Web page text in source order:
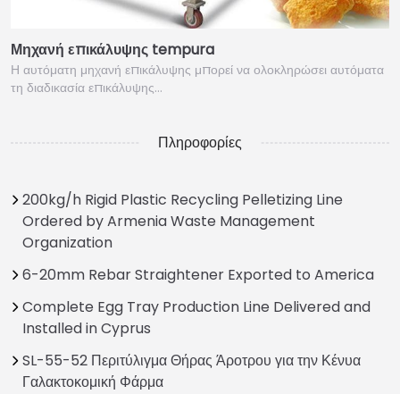
Μηχανή επικάλυψης tempura
Η αυτόματη μηχανή επικάλυψης μπορεί να ολοκληρώσει αυτόματα
τη διαδικασία επικάλυψης…
Πληροφορίες
200kg/h Rigid Plastic Recycling Pelletizing Line
Ordered by Armenia Waste Management
Organization
6-20mm Rebar Straightener Exported to America
Complete Egg Tray Production Line Delivered and
Installed in Cyprus
SL-55-52 Περιτύλιγμα Θήρας Άροτρου για την Κένυα
Γαλακτοκομική Φάρμα